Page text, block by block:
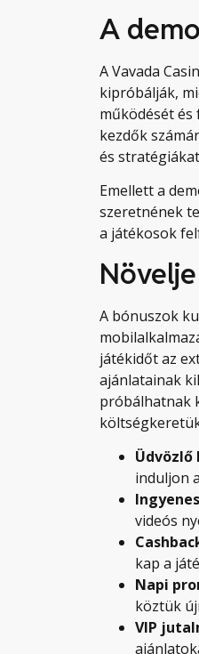
A
A Vavada
kipróbálják,
működését
kezdők
és
Emellett a
szeretnének
a játékosok
A bónuszok
játékidőt az
ajánlatainak
próbálhatnak
Üdvözlő
induljon
videós
kap a
Napi
köztük
VIP